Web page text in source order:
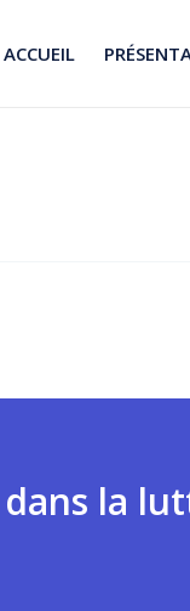
ACCUEIL
la